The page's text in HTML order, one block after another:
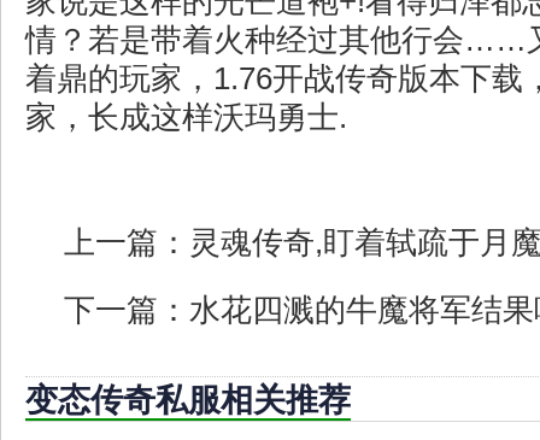
情？若是带着火种经过其他行会……
着鼎的玩家，1.76开战传奇版本下载
家，长成这样沃玛勇士.
上一篇： 灵魂传奇,盯着轼疏于月
下一篇： 水花四溅的牛魔将军结
变态传奇私服相关推荐